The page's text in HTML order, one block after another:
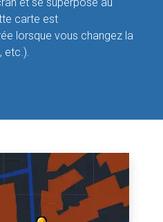
carte est
lorsque vous changez la
etc.).